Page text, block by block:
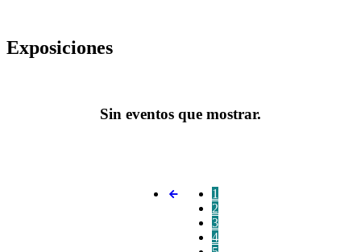
Exposiciones
Sin eventos que mostrar.
1
2
3
4